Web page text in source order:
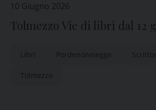
10 Giugno 2026
Tolmezzo Vie di libri dal 12
Libri Pordenonelegge Scrittori
Tolmezzo